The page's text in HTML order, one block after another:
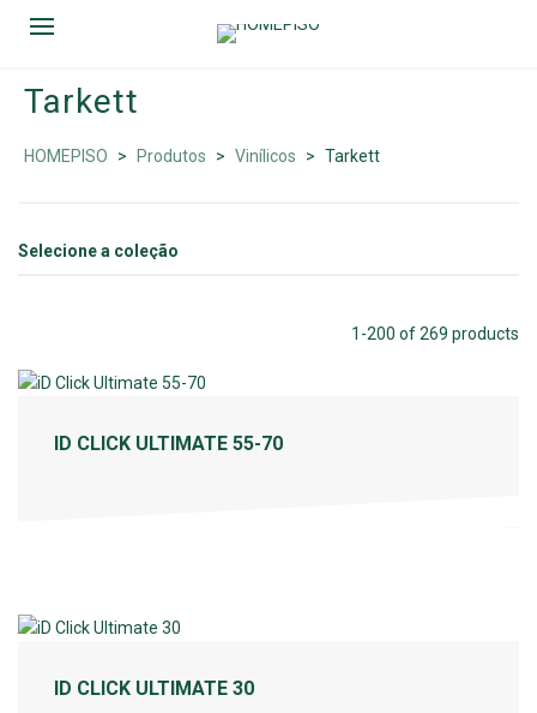
Tarkett
HOMEPISO > Produtos > Vinílicos > Tarkett
1-200 of 269 products
ID CLICK ULTIMATE 55-70
ID CLICK ULTIMATE 30